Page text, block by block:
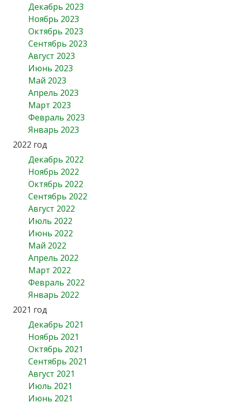
Декабрь 2023
Ноябрь 2023
Октябрь 2023
Сентябрь 2023
Август 2023
Июнь 2023
Май 2023
Апрель 2023
Март 2023
Февраль 2023
Январь 2023
2022 год
Декабрь 2022
Ноябрь 2022
Октябрь 2022
Сентябрь 2022
Август 2022
Июль 2022
Июнь 2022
Май 2022
Апрель 2022
Март 2022
Февраль 2022
Январь 2022
2021 год
Декабрь 2021
Ноябрь 2021
Октябрь 2021
Сентябрь 2021
Август 2021
Июль 2021
Июнь 2021